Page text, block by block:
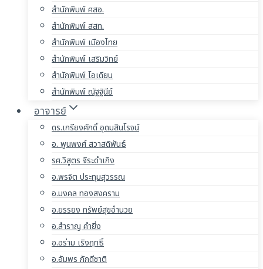
สำนักพิมพ์ ศสอ.
สำนักพิมพ์ สสท.
สำนักพิมพ์ เมืองไทย
สำนักพิมพ์ เสริมวิทย์
สำนักพิมพ์ โอเดียน
สำนักพิมพ์ ณัฐฐินีย์
อาจารย์
ดร.เกรียงศักดิ์ อุดมสินโรจน์
อ. พูนพงศ์ สวาสดิพันธ์
รศ.วิสูตร จิระดำเกิง
อ.พรจิต ประทุมสุวรรณ
อ.มงคล ทองสงคราม
อ.ยรรยง ทรัพย์สุขอำนวย
อ.สำราญ คำยิ่ง
อ.อร่าม เริงฤทธิ์
อ.อัมพร ภักดีชาติ